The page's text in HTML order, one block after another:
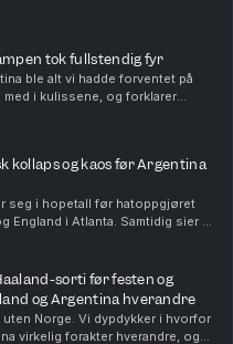
tok fullstendig fyr
ble alt vi hadde forventet på
med i kulissene, og forklarer
og Argentina er finaleklare.
kollaps og kaos før Argentina
seg i hopetall før hatoppgjøret
England i Atlanta. Samtidig sier vi
erkjenner at Spania har lurt oss
sorti før festen og
og Argentina hverandre
uten Norge. Vi dypdykker i hvorfor
virkelig forakter hverandre, og